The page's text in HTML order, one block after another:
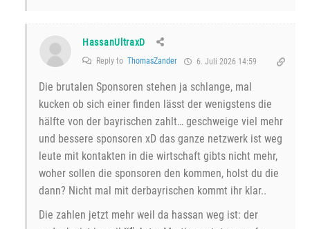
HassanUltraxD
Reply to ThomasZander 6. Juli 2026 14:59
Die brutalen Sponsoren stehen ja schlange, mal
kucken ob sich einer finden lässt der wenigstens die
hälfte von der bayrischen zahlt… geschweige viel mehr
und bessere sponsoren xD das ganze netzwerk ist weg
leute mit kontakten in die wirtschaft gibts nicht mehr,
woher sollen die sponsoren den kommen, holst du die
dann? Nicht mal mit derbayrischen kommt ihr klar..
Die zahlen jetzt mehr weil da hassan weg ist: der